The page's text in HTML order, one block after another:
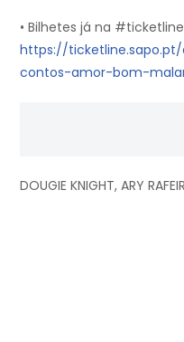
• Bilhetes já na
https://
contos-amor-bom-
DOUGIE KNIGHT, ARY